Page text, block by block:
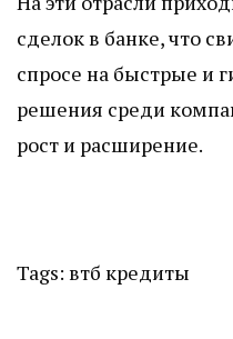
сделок в банке, что
спросе на быстрые и
решения среди
рост и расширение.
Tags: втб кредиты